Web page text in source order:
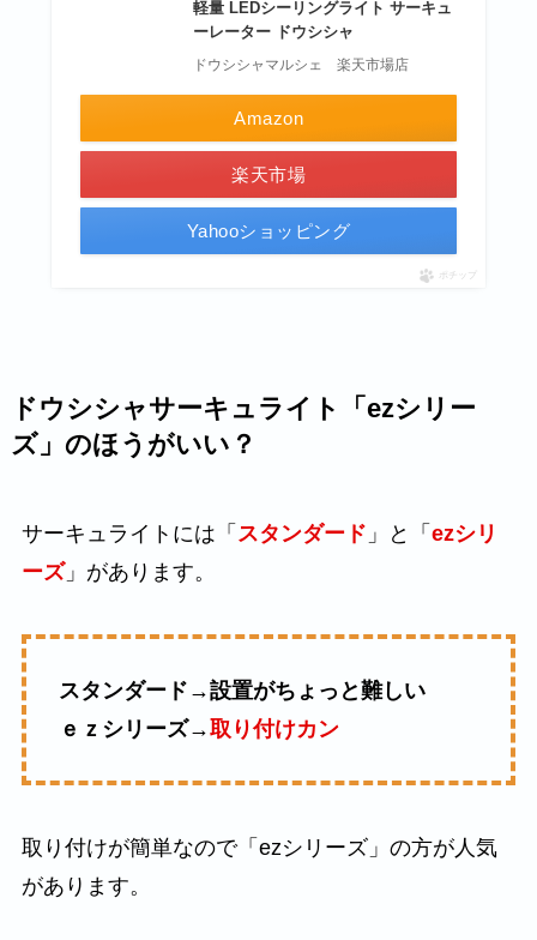
軽量 LEDシーリングライト サーキュ
ーレーター ドウシシャ
ドウシシャマルシェ 楽天市場店
Amazon
楽天市場
Yahooショッピング
ポチップ
ドウシシャサーキュライト「ezシリー
ズ」のほうがいい？
サーキュライトには「 スタンダード 」と「 ezシリ
ーズ」があります。
スタンダード→設置がちょっと難しい
ｅｚシリーズ→取り付けカン
取り付けが簡単なので「ezシリーズ」の方が人気
があります。